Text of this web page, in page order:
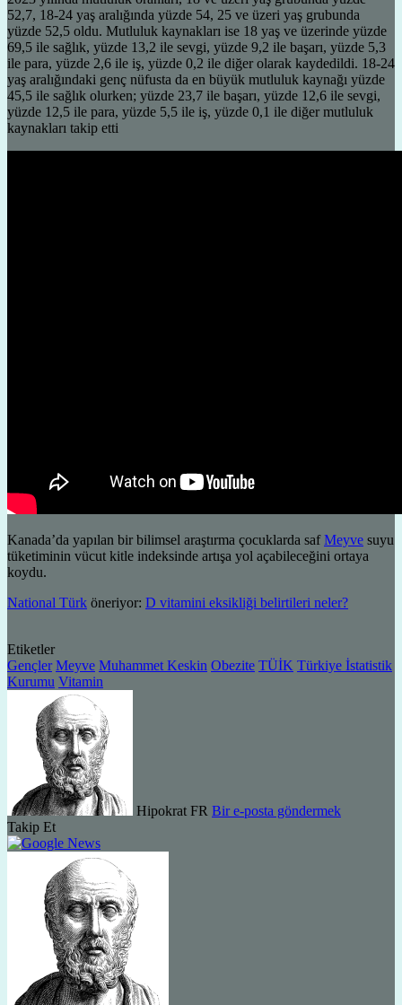
52,7, 18-24 yaş aralığında yüzde 54, 25 ve üzeri yaş grubunda
yüzde 52,5 oldu. Mutluluk kaynakları ise 18 yaş ve üzerinde yüzde
69,5 ile sağlık, yüzde 13,2 ile sevgi, yüzde 9,2 ile başarı, yüzde 5,3
ile para, yüzde 2,6 ile iş, yüzde 0,2 ile diğer olarak kaydedildi. 18-24
yaş aralığındaki genç nüfusta da en büyük mutluluk kaynağı yüzde
45,5 ile sağlık olurken; yüzde 23,7 ile başarı, yüzde 12,6 ile sevgi,
yüzde 12,5 ile para, yüzde 5,5 ile iş, yüzde 0,1 ile diğer mutluluk
kaynakları takip etti
Kanada’da yapılan bir bilimsel araştırma çocuklarda safMeyve suyu
tüketiminin vücut kitle indeksinde artışa yol açabileceğini ortaya
koydu.
National Türk öneriyor: D vitamini eksikliği belirtileri neler?
Etiketler
Gençler Meyve Muhammet Keskin Obezite TÜİK Türkiye İstatistik
Kurumu Vitamin
Hipokrat FR Bir e-posta göndermek
Takip Et